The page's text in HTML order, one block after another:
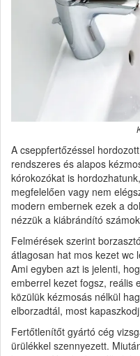
A cseppfertőzéssel
rendszeres és alapos
kórokozókat is
megfelelően vagy nem
modern embernek ezek a
nézzük a kiábrándító
Felmérések szerint
átlagosan hat mos kezet wc
Ami egyben azt is jelenti,
emberrel kezet fogsz, reális
közülük kézmosás nélkül
elborzadtál, most
Fertőtlenítőt gyártó cég
ürülékkel szennyezett.